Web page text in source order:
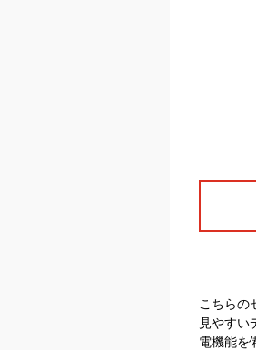
こちらの
見やすい
電機能を